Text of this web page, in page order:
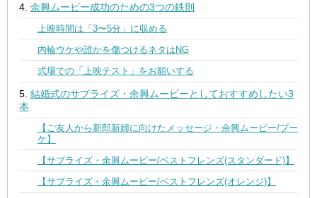
余興ムービー成功のための3つの鉄則
上映時間は「3〜5分」に収める
内輪ウケや誰かを傷つけるネタはNG
式場での「上映テスト」をお願いする
結婚式のサプライズ・余興ムービーとしておすすめしたい3
本
【ご友人から新郎新婦に向けたメッセージ・余興ムービー/ブー
ケ】
【サプライズ・余興ムービー/ベストフレンズ(スタンダード)】
【サプライズ・余興ムービー/ベストフレンズ(オレンジ)】